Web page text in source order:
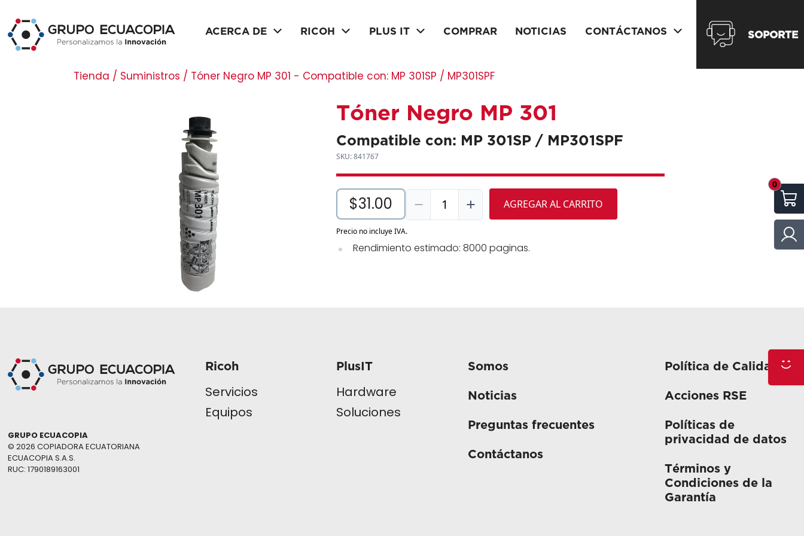
0
ACERCA DE RICOH PLUS IT COMPRAR NOTICIAS CONTÁCTANOS SOPORTE
Tienda / Suministros / Tóner Negro MP 301 - Compatible con: MP 301SP / MP301SPF
Tóner Negro MP 301
Compatible con: MP 301SP / MP301SPF
SKU: 841767
$31.00 1 AGREGAR AL CARRITO
Precio no incluye IVA.
Rendimiento estimado: 8000 paginas.
GRUPO ECUACOPIA
© 2026 COPIADORA ECUATORIANA
ECUACOPIA S.A.S.
RUC: 1790189163001
Ricoh
Servicios
Equipos
PlusIT
Hardware
Soluciones
Somos
Noticias
Preguntas frecuentes
Contáctanos
Política de Calidad
Acciones RSE
Políticas de
privacidad de datos
Términos y
Condiciones de la
Garantía